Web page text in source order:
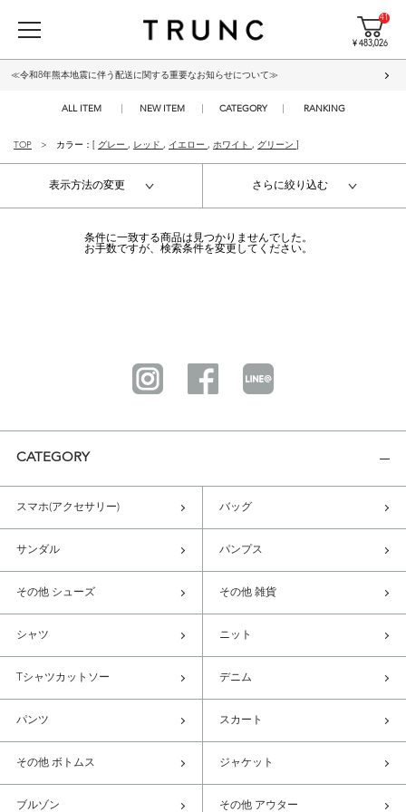
41
¥ 483,026
≪令和8年熊本地震に伴う配送に関する重要なお知らせについて≫
ALL ITEM NEW ITEM CATEGORY RANKING
TOP カラー：[ グレー , レッド , イエロー , ホワイト , グリーン
表示方法の変更 さらに絞り込む
条件に一致する商品は見つかりませんでした。
お手数ですが、検索条件を変更してください。
CATEGORY
スマホ(アクセサリー) バッグ
サンダル パンプス
その他 シューズ その他 雑貨
シャツ ニット
Tシャツカットソー デニム
パンツ スカート
その他 ボトムス ジャケット
ブルゾン その他 アウター